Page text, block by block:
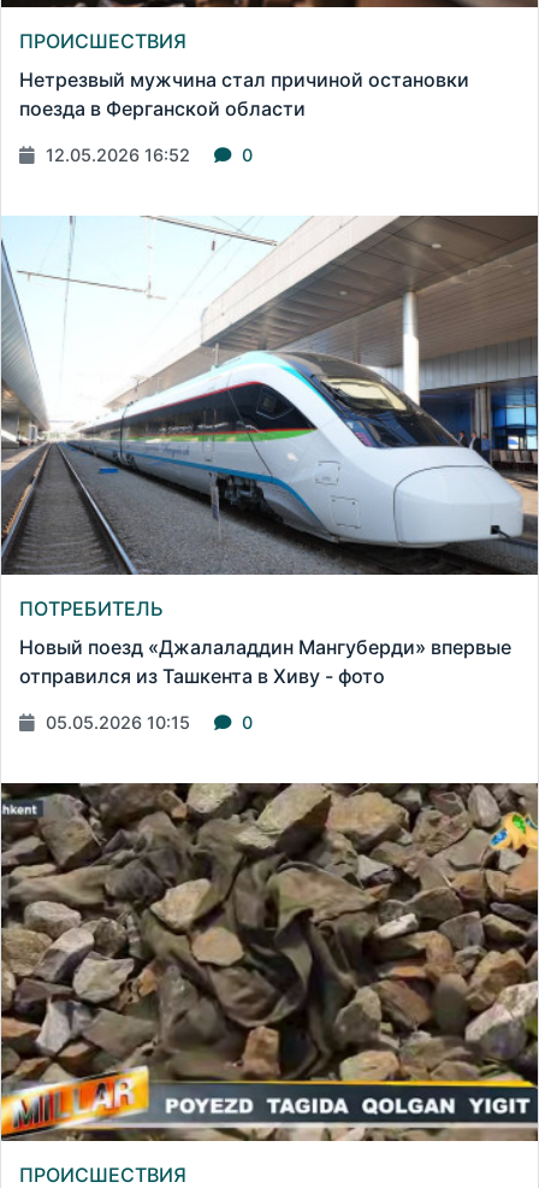
ПРОИСШЕСТВИЯ
Нетрезвый мужчина стал причиной остановки
поезда в Ферганской области
12.05.2026 16:52 0
ПОТРЕБИТЕЛЬ
Новый поезд «Джалаладдин Мангуберди» впервые
отправился из Ташкента в Хиву - фото
05.05.2026 10:15 0
ПРОИСШЕСТВИЯ